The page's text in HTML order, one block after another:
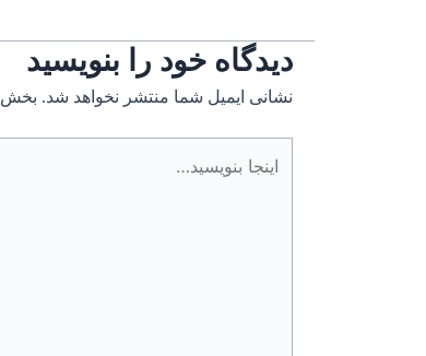
دیدگاه‌ خود را بنویسید
نشانی ایمیل شما منتشر نخواهد شد.
بنویسید…